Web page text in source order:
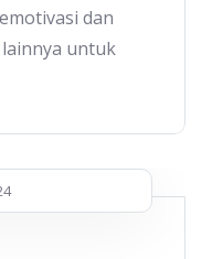
dan
untuk